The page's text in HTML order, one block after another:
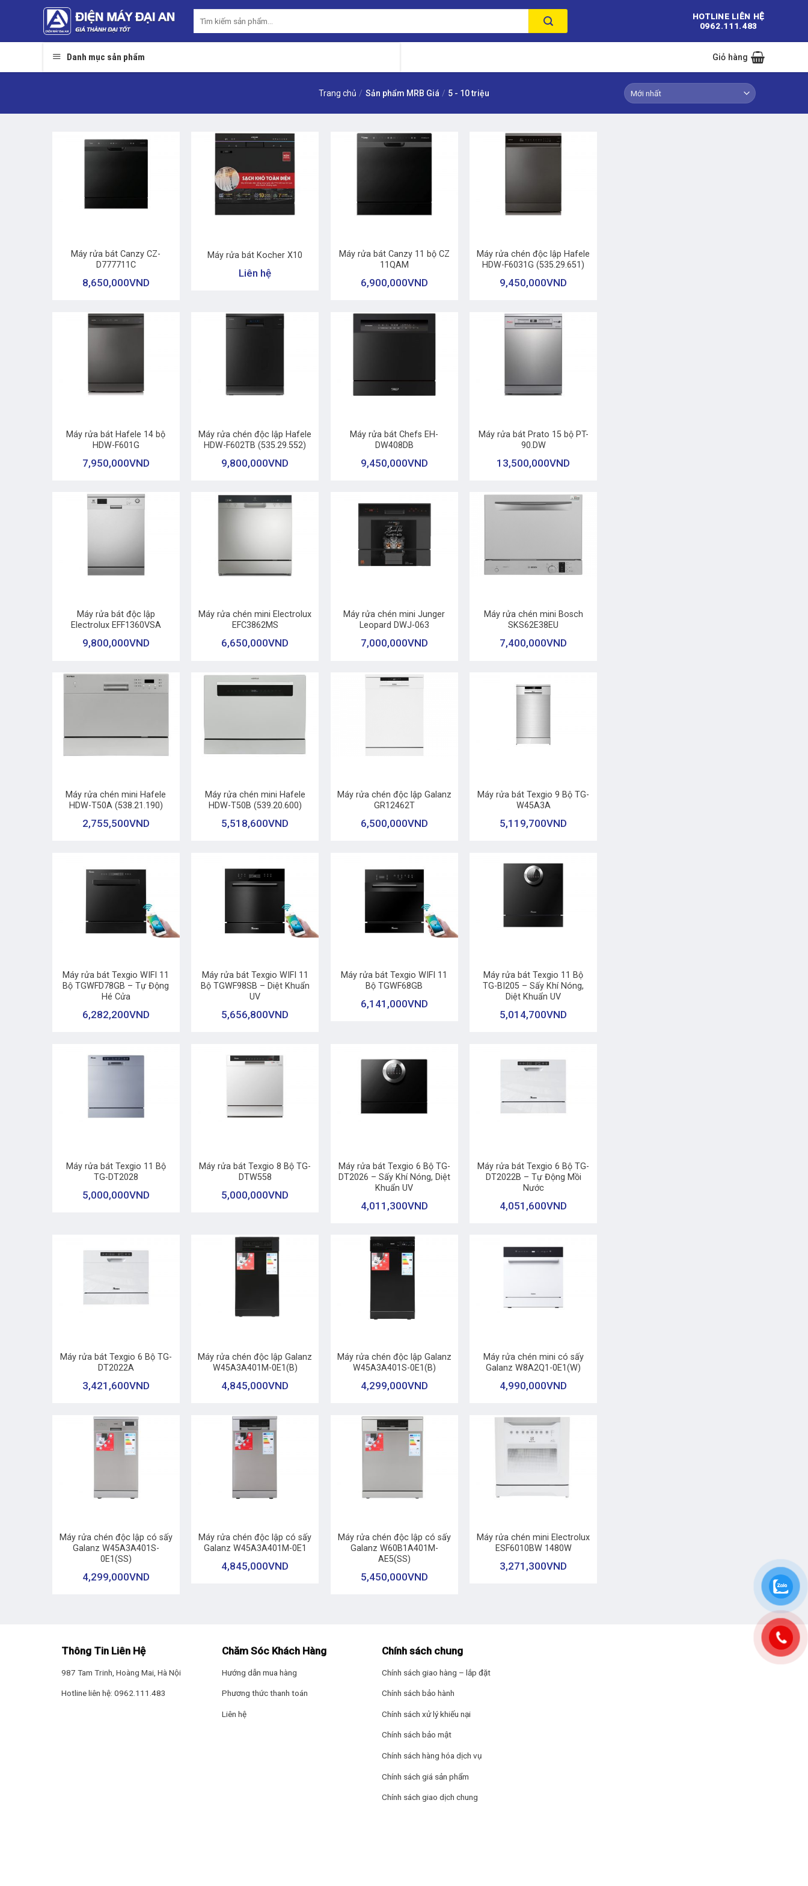
kiếm:
HOTLINE LIÊN HỆ
0962.111.483
Danh mục sản phẩm Giỏ hàng
Trang chủ / Sản phẩm MRB Giá / 5 - 10 triệu
Máy rửa bát Canzy CZ-
D777711C
8,650,000VND
Máy rửa bát Kocher X10
Liên hệ
Máy rửa bát Canzy 11 bộ CZ
11QAM
6,900,000VND
Máy rửa chén độc lập Hafele
HDW-F6031G (535.29.651)
9,450,000VND
Máy rửa bát Hafele 14 bộ
HDW-F601G
7,950,000VND
Máy rửa chén độc lập Hafele
HDW-F602TB (535.29.552)
9,800,000VND
Máy rửa bát Chefs EH-
DW408DB
9,450,000VND
Máy rửa bát Prato 15 bộ PT-
90.DW
13,500,000VND
Máy rửa bát độc lập
Electrolux EFF1360VSA
9,800,000VND
Máy rửa chén mini Electrolux
EFC3862MS
6,650,000VND
Máy rửa chén mini Junger
Leopard DWJ-063
7,000,000VND
Máy rửa chén mini Bosch
SKS62E38EU
7,400,000VND
Máy rửa chén mini Hafele
HDW-T50A (538.21.190)
2,755,500VND
Máy rửa chén mini Hafele
HDW-T50B (539.20.600)
5,518,600VND
Máy rửa chén độc lập Galanz
GR12462T
6,500,000VND
Máy rửa bát Texgio 9 Bộ TG-
W45A3A
5,119,700VND
Máy rửa bát Texgio WIFI 11
Bộ TGWFD78GB – Tự Động
Hé Cửa
6,282,200VND
Máy rửa bát Texgio WIFI 11
Bộ TGWF98SB – Diệt Khuẩn
UV
5,656,800VND
Máy rửa bát Texgio WIFI 11
Bộ TGWF68GB
6,141,000VND
Máy rửa bát Texgio 11 Bộ
TG-BI205 – Sấy Khí Nóng,
Diệt Khuẩn UV
5,014,700VND
Máy rửa bát Texgio 11 Bộ
TG-DT2028
5,000,000VND
Máy rửa bát Texgio 8 Bộ TG-
DTW558
5,000,000VND
Máy rửa bát Texgio 6 Bộ TG-
DT2026 – Sấy Khí Nóng, Diệt
Khuẩn UV
4,011,300VND
Máy rửa bát Texgio 6 Bộ TG-
DT2022B – Tự Động Mồi
Nước
4,051,600VND
Máy rửa bát Texgio 6 Bộ TG-
DT2022A
3,421,600VND
Máy rửa chén độc lập Galanz
W45A3A401M-0E1(B)
4,845,000VND
Máy rửa chén độc lập Galanz
W45A3A401S-0E1(B)
4,299,000VND
Máy rửa chén mini có sấy
Galanz W8A2Q1-0E1(W)
4,990,000VND
Máy rửa chén độc lập có sấy
Galanz W45A3A401S-
0E1(SS)
4,299,000VND
Máy rửa chén độc lập có sấy
Galanz W45A3A401M-0E1
4,845,000VND
Máy rửa chén độc lập có sấy
Galanz W60B1A401M-
AE5(SS)
5,450,000VND
Máy rửa chén mini Electrolux
ESF6010BW 1480W
3,271,300VND
Thông Tin Liên Hệ
987 Tam Trinh, Hoàng Mai, Hà Nội
Hotline liên hệ: 0962.111.483
Chăm Sóc Khách Hàng
Hướng dẫn mua hàng
Phương thức thanh toán
Liên hệ
Chính sách chung
Chính sách giao hàng – lắp đặt
Chính sách bảo hành
Chính sách xử lý khiếu nại
Chính sách bảo mật
Chính sách hàng hóa dịch vụ
Chính sách giá sản phẩm
Chính sách giao dịch chung